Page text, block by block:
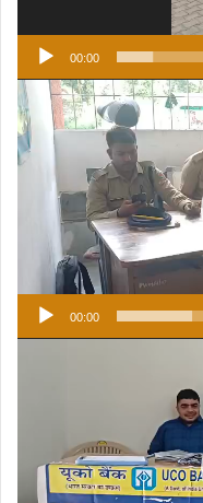
00:00
Video
Player
00:00